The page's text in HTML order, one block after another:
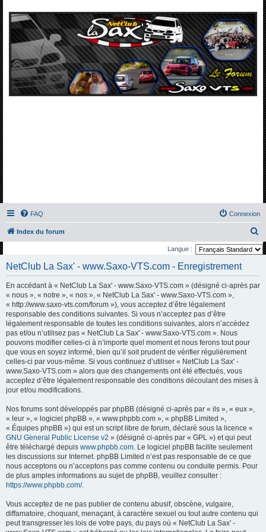
FAQ Connexion
Index du forum
e
Langue :
NetClub La Sax' - www.Saxo-VTS.com - Enregistrement
En accédant à « NetClub La Sax' - www.Saxo-VTS.com » (désigné ci-après par
« nous », « notre », « nos », « NetClub La Sax' - www.Saxo-VTS.com »,
« http://www.saxo-vts.com/forum »), vous acceptez d’être légalement
responsable des conditions suivantes. Si vous n’acceptez pas d’être
légalement responsable de toutes les conditions suivantes, alors n’accédez
pas et/ou n’utilisez pas « NetClub La Sax' - www.Saxo-VTS.com ». Nous
pouvons modifier celles-ci à n’importe quel moment et nous ferons tout pour
que vous en soyez informé, bien qu’il soit prudent de vérifier régulièrement
celles-ci par vous-même. Si vous continuez d’utiliser « NetClub La Sax' -
www.Saxo-VTS.com » alors que des changements ont été effectués, vous
acceptez d’être légalement responsable des conditions découlant des mises à
jour et/ou modifications.
Nos forums sont développés par phpBB (désigné ci-après par « ils », « eux »,
« leur », « logiciel phpBB », « www.phpbb.com », « phpBB Limited »,
« Équipes phpBB ») qui est un script libre de forum, déclaré sous la licence «
GNU General Public License v2 » (désigné ci-après par « GPL ») et qui peut
être téléchargé depuis www.phpbb.com. Le logiciel phpBB facilite seulement
les discussions sur Internet. phpBB Limited n’est pas responsable de ce que
nous acceptons ou n’acceptons pas comme contenu ou conduite permis. Pour
de plus amples informations au sujet de phpBB, veuillez consulter :
https://www.phpbb.com/.
Vous acceptez de ne pas publier de contenu abusif, obscène, vulgaire,
diffamatoire, choquant, menaçant, à caractère sexuel ou tout autre contenu qui
peut transgresser les lois de votre pays, du pays où « NetClub La Sax' -